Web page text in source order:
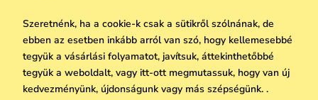
Visszaküldés és reklamáció
Ajándék utalványok
Vállalatok számára
We Care
Vuchlook
Feliratkozni
A személyes adatok védelmének alapelveiitt
Szeretnénk, ha a cookie-k csak a sütikről szólnának, de
ebben az esetben inkább arról van szó, hogy kellemesebbé
tegyük a vásárlási folyamatot, javítsuk, áttekinthetőbbé
tegyük a weboldalt, vagy itt-ott megmutassuk, hogy van új
kedvezményünk, újdonságunk vagy más szépségünk. .